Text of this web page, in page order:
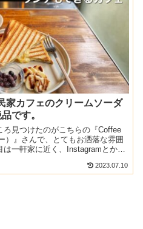
家カフェのクリームソーダ
です。
見つけたのがこちらの『Coffee
）』さんで、とてもお洒落な雰囲
一軒家に近く、Instagramとかで
2023.07.10